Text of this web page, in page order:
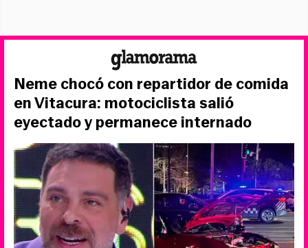
Neme chocó con repartidor de comida
en Vitacura: motociclista salió
eyectado y permanece internado